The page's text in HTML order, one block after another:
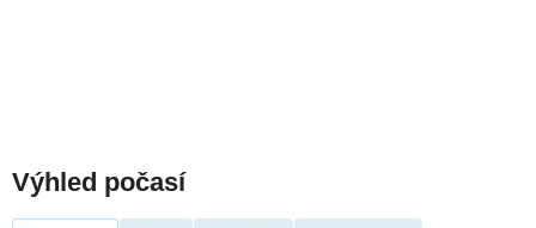
Výhled počasí